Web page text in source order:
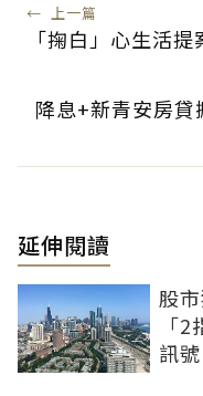
← 上一篇
「掬白」心生活
降息+新青安房
延伸閱讀
股
「
訊號